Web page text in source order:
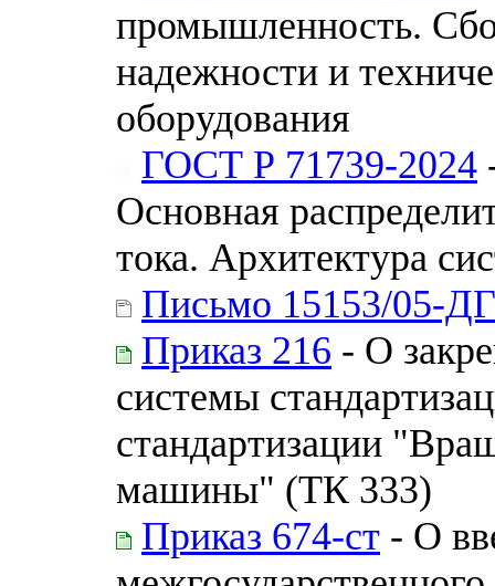
промышленность.
надежности и
оборудования
ГОСТ Р 71739-2024
Основная
тока. Архитектура
Письмо 15153/05-ДГ
Приказ 216 - О
системы
стандартизации
машины" (ТК 333)
Приказ 674-ст - О